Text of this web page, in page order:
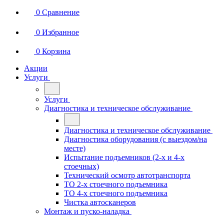
0 Сравнение
0 Избранное
0 Корзина
Акции
Услуги
Услуги
Диагностика и техническое обслуживание
Диагностика и техническое обслуживание
Диагностика оборудования (с выездом/на
месте)
Испытание подъемников (2-х и 4-х
стоечных)
Технический осмотр автотранспорта
ТО 2-х стоечного подъемника
ТО 4-х стоечного подъемника
Чистка автосканеров
Монтаж и пуско-наладка